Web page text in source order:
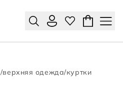
/верхняя одежда/куртки